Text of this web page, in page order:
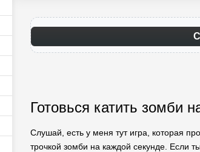
Готовься катить зомби
Слушай, есть у меня тут игра, которая
трочкой зомби на каждой секунде. Если